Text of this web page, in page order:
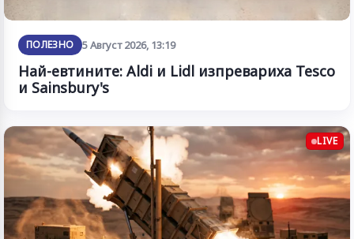
ПОЛЕЗНО 5 Август 2026, 13:19
Най-евтините: Aldi и Lidl изпревариха Tesco
и Sainsbury's
LIVE